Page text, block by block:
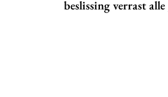
beslissing verrast alle